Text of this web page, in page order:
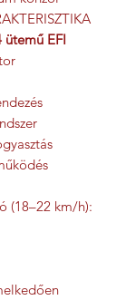
ütemű EFI
(18–22 km/h):